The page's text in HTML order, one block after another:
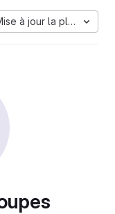
à jour la plus